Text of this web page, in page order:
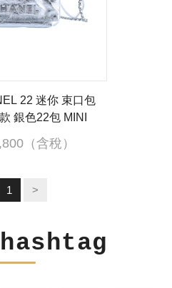
22 迷你 束口包
銀色22包 MINI
（含稅）
1 >